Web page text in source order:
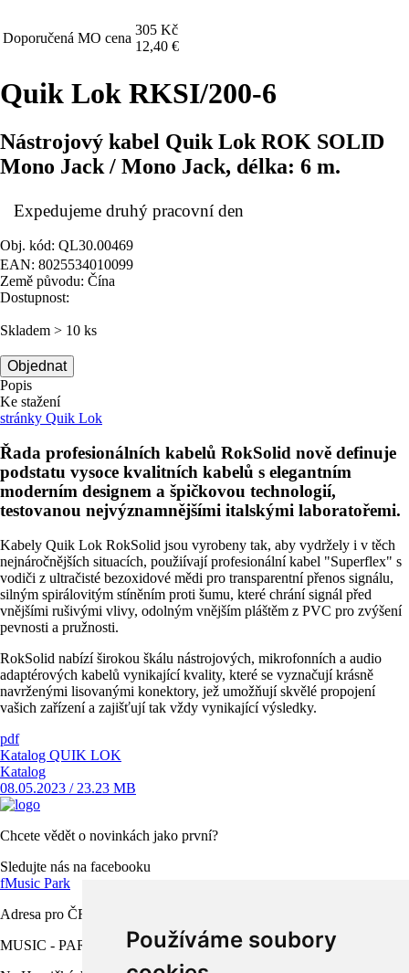
Používáme soubory
Doporučená MO cena
305 Kč
12,40 €
Quik Lok RKSI/200-6
Nástrojový kabel Quik Lok ROK SOLID
Mono Jack / Mono Jack, délka: 6 m.
Expedujeme druhý pracovní den
Obj. kód: QL30.00469
EAN: 8025534010099
Země původu: Čína
Dostupnost:
Skladem > 10 ks
Objednat
Popis
Ke stažení
stránky Quik Lok
Řada profesionálních kabelů RokSolid nově definuje
podstatu vysoce kvalitních kabelů s elegantním
moderním designem a špičkovou technologií,
testovanou nejvýznamnějšími italskými laboratořemi.
Kabely Quik Lok RokSolid jsou vyrobeny tak, aby vydržely i v těch
nejnáročnějších situacích, použiívají profesionální kabel "Superflex" s
vodiči z ultračisté bezoxidové mědi pro transparentní přenos signálu,
silným spirálovitým stíněním proti šumu, které chrání signál před
vnějšími rušivými vlivy, odolným vnějším pláštěm z PVC pro zvýšení
pevnosti a pružnosti.
RokSolid nabízí širokou škálu nástrojových, mikrofonních a audio
adaptérových kabelů vynikající kvality, které se vyznačují krásně
navrženými lisovanými konektory, jež umožňují skvělé propojení
vašich zařízení a zajišťují tak vždy vynikající výsledky.
pdf
Katalog QUIK LOK
Katalog
08.05.2023 / 23.23 MB
Chcete vědět o novinkách jako první?
Sledujte nás na facebooku
fMusic Park
Adresa pro ČR
MUSIC - PARK.CZ s.r.o.